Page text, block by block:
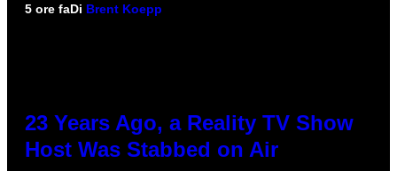
5 ore faDi Brent Koepp
23 Years Ago, a Reality TV Show
Host Was Stabbed on Air